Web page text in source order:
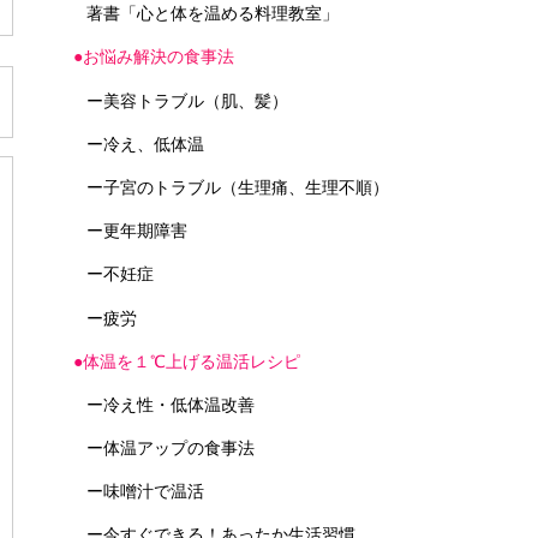
著書「心と体を温める料理教室」
●お悩み解決の食事法
ー美容トラブル（肌、髪）
ー冷え、低体温
ー子宮のトラブル（生理痛、生理不順）
ー更年期障害
ー不妊症
ー疲労
●体温を１℃上げる温活レシピ
ー冷え性・低体温改善
ー体温アップの食事法
ー味噌汁で温活